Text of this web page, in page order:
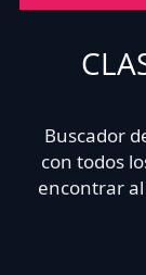
Buscador
con todos
encontrar